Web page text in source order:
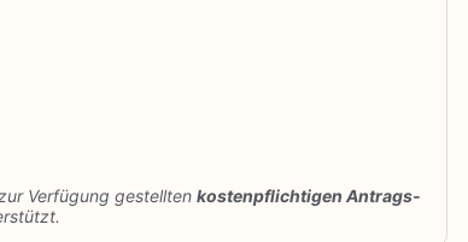
Verfügung gestellten kostenpflichtigen Antrags-